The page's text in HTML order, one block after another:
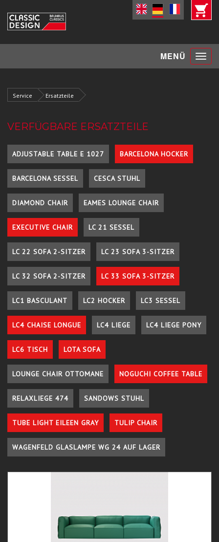
MENÜ Toggle
Service Ersatzteile
VERFÜGBARE ERSATZTEILE
ADJUSTABLE TABLE E 1027 BARCELONA HOCKER
BARCELONA SESSEL CESCA STUHL
DIAMOND CHAIR EAMES LOUNGE CHAIR
EXECUTIVE CHAIR LC 21 SESSEL
LC 22 SOFA 2-SITZER LC 23 SOFA 3-SITZER
LC 32 SOFA 2-SITZER LC 33 SOFA 3-SITZER
LC1 BASCULANT LC2 HOCKER LC3 SESSEL
LC4 CHAISE LONGUE LC4 LIEGE LC4 LIEGE PONY
LC6 TISCH LOTA SOFA
LOUNGE CHAIR OTTOMANE NOGUCHI COFFEE TABLE
RELAXLIEGE 474 SANDOWS STUHL
TUBE LIGHT EILEEN GRAY TULIP CHAIR
WAGENFELD GLASLAMPE WG 24 AUF LAGER